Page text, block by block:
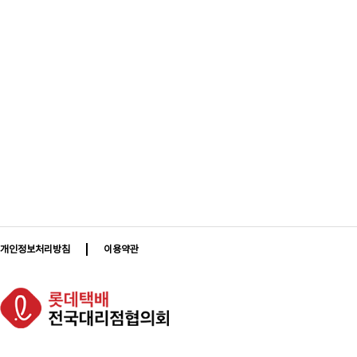
개인정보처리방침 이용약관